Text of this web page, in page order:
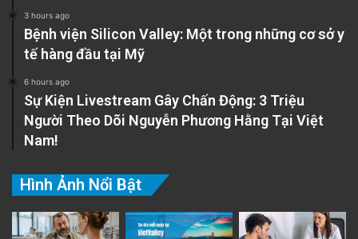
3 hours ago
Bệnh viện Silicon Valley: Một trong những cơ sở y
tế hàng đầu tại Mỹ
6 hours ago
Sự Kiện Livestream Gây Chấn Động: 3 Triệu
Người Theo Dõi Nguyễn Phương Hằng Tại Việt
Nam!
Hình Ảnh Nổi Bật